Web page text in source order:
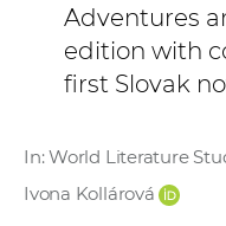
Adventures
edition with
first Slovak
In: World Literature
Ivona Kollárová